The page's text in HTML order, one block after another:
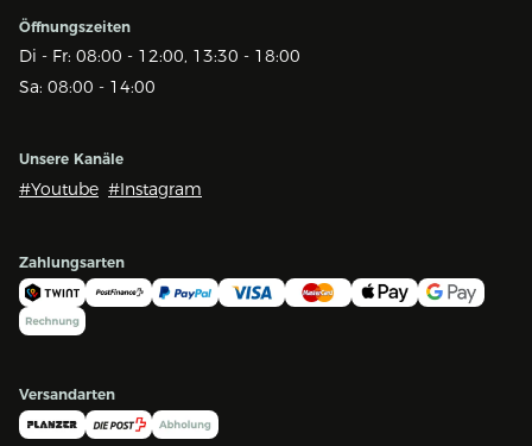
Öffnungszeiten
Di - Fr: 08:00 - 12:00, 13:30 - 18:00
Sa: 08:00 - 14:00
Unsere Kanäle
#Youtube #Instagram
Zahlungsarten
Versandarten